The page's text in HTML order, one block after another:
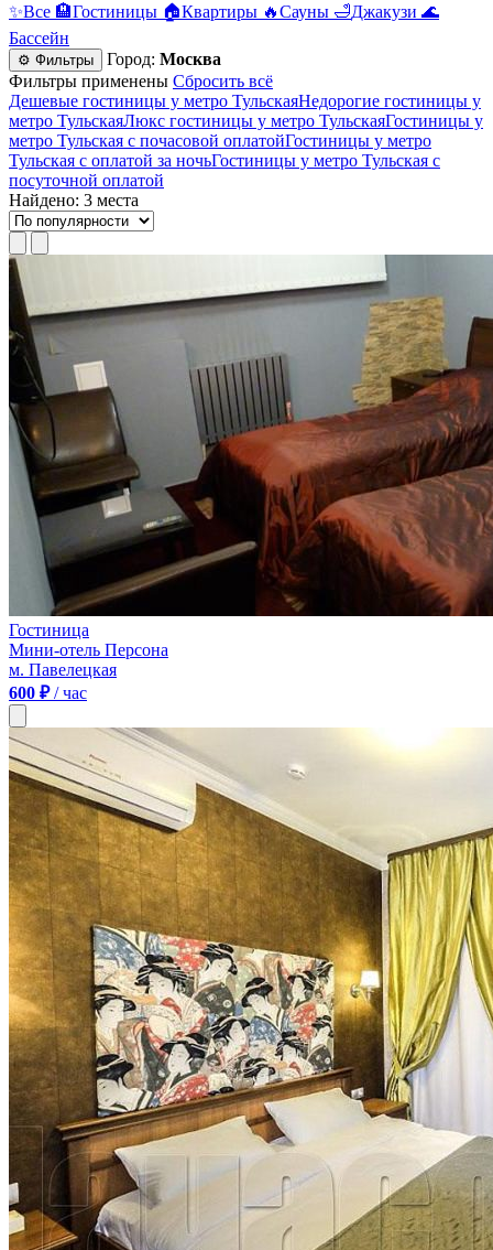
✨Все 🏨Гостиницы 🏠Квартиры 🔥Сауны 🛁Джакузи 🌊
Бассейн
⚙ Фильтры Город: Москва
Фильтры применены Сбросить всё
Дешевые гостиницы у метро ТульскаяНедорогие гостиницы у
метро ТульскаяЛюкс гостиницы у метро ТульскаяГостиницы у
метро Тульская c почасовой оплатойГостиницы у метро
Тульская с оплатой за ночьГостиницы у метро Тульская c
посуточной оплатой
Найдено: 3 места
Гостиница
Мини-отель Персона
м. Павелецкая
600 ₽/ час